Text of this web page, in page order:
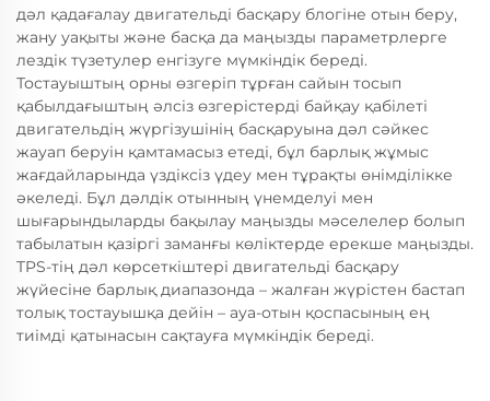
дәл қадағалау двигательді басқару блогіне отын беру,
жану уақыты және басқа да маңызды параметрлерге
лездік түзетулер енгізуге мүмкіндік береді.
Тостауыштың орны өзгеріп тұрған сайын тосып
қабылдағыштың әлсіз өзгерістерді байқау қабілеті
двигательдің жүргізушінің басқаруына дәл сәйкес
жауап беруін қамтамасыз етеді, бұл барлық жұмыс
жағдайларында үздіксіз үдеу мен тұрақты өнімділікке
әкеледі. Бұл дәлдік отынның үнемделуі мен
шығарындыларды бақылау маңызды мәселелер болып
табылатын қазіргі заманғы көліктерде ерекше маңызды.
TPS-тің дәл көрсеткіштері двигательді басқару
жүйесіне барлық диапазонда – жалған жүрістен бастап
толық тостауышқа дейін – ауа-отын қоспасының ең
тиімді қатынасын сақтауға мүмкіндік береді.